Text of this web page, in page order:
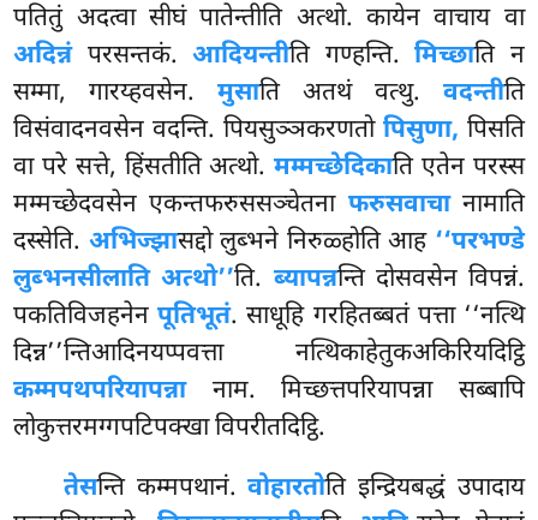
पतितुं अदत्वा सीघं पातेन्तीति अत्थो. कायेन वाचाय वा
अदिन्नंपरसन्तकं.आदियन्तीति गण्हन्ति.मिच्छाति न
सम्मा, गारय्हवसेन.मुसाति अतथं वत्थु. वदन्तीति
विसंवादनवसेन वदन्ति. पियसुञ्ञकरणतो पिसुणा, पिसति
वा परे सत्ते, हिंसतीति अत्थो.मम्मच्छेदिकाति एतेन परस्स
मम्मच्छेदवसेन एकन्तफरुससञ्चेतना फरुसवाचानामाति
दस्सेति. अभिज्झासद्दो लुब्भने निरुळ्होति आह ‘‘परभण्डे
लुब्भनसीलाति अत्थो’’ति. ब्यापन्नन्ति दोसवसेन विपन्नं.
पकतिविजहनेनपूतिभूतं. साधूहि गरहितब्बतं पत्ता ‘‘नत्थि
दिन्न’’न्तिआदिनयप्पवत्ता नत्थिकाहेतुकअकिरियदिट्ठि
कम्मपथपरियापन्नानाम. मिच्छत्तपरियापन्ना सब्बापि
लोकुत्तरमग्गपटिपक्खा विपरीतदिट्ठि.
तेसन्ति कम्मपथानं.वोहारतोति इन्द्रियबद्धं उपादाय